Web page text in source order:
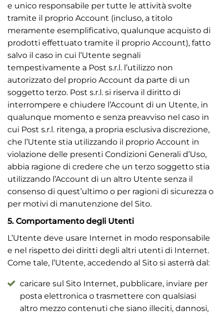
e unico responsabile per tutte le attività svolte
tramite il proprio Account (incluso, a titolo
meramente esemplificativo, qualunque acquisto di
prodotti effettuato tramite il proprio Account), fatto
salvo il caso in cui l’Utente segnali
tempestivamente a Post s.r.l. l’utilizzo non
autorizzato del proprio Account da parte di un
soggetto terzo. Post s.r.l. si riserva il diritto di
interrompere e chiudere l’Account di un Utente, in
qualunque momento e senza preavviso nel caso in
cui Post s.r.l. ritenga, a propria esclusiva discrezione,
che l’Utente stia utilizzando il proprio Account in
violazione delle presenti Condizioni Generali d’Uso,
abbia ragione di credere che un terzo soggetto stia
utilizzando l’Account di un altro Utente senza il
consenso di quest’ultimo o per ragioni di sicurezza o
per motivi di manutenzione del Sito.
5. Comportamento degli Utenti
L’Utente deve usare Internet in modo responsabile
e nel rispetto dei diritti degli altri utenti di Internet.
Come tale, l’Utente, accedendo al Sito si asterrà dal:
caricare sul Sito Internet, pubblicare, inviare per
posta elettronica o trasmettere con qualsiasi
altro mezzo contenuti che siano illeciti, dannosi,